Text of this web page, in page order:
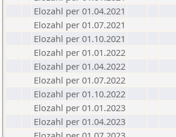
Elozahl per 01.04.2021
Elozahl per 01.07.2021
Elozahl per 01.10.2021
Elozahl per 01.01.2022
Elozahl per 01.04.2022
Elozahl per 01.07.2022
Elozahl per 01.10.2022
Elozahl per 01.01.2023
Elozahl per 01.04.2023